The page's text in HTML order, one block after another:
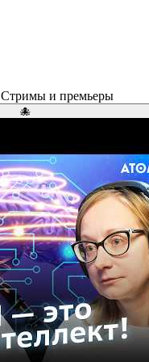
Стримы и премьеры
🐙